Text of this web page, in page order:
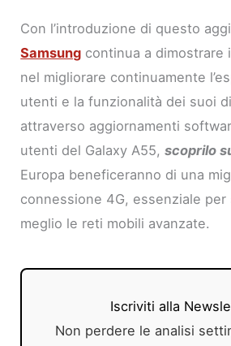
Con l’introduzione di questo
Samsung continua a dimostrare
nel migliorare continuamente
utenti e la funzionalità dei suoi
attraverso aggiornamenti
utenti del Galaxy A55,scoprilo
Europa beneficeranno di una
connessione 4G, essenziale
meglio le reti mobili avanzate.
Iscriviti alla
Non perdere le analisi